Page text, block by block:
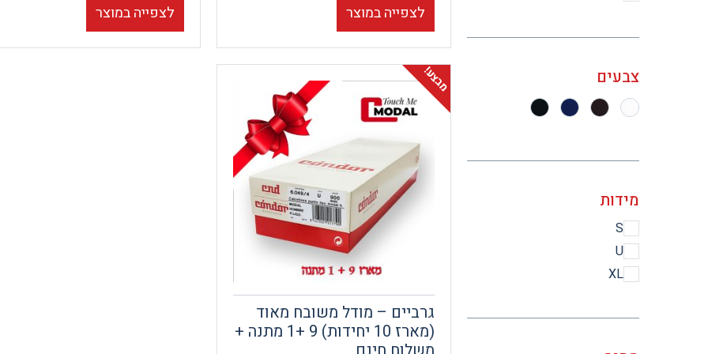
צבעים
מידות
S
U
XL
לצפייה במוצר לצפייה במוצר
מבצע!
גרביים – מודל משובח מאוד
(מארז 10 יחידות) 9 +1 מתנה +